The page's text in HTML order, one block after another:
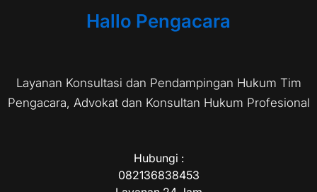
Hallo Pengacara
Layanan Konsultasi dan Pendampingan Hukum Tim
Pengacara, Advokat dan Konsultan Hukum Profesional
Hubungi :
082136838453